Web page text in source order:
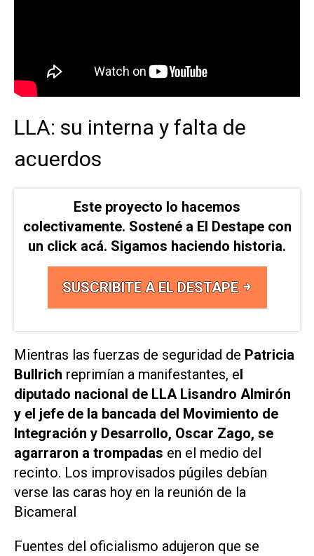
LLA: su interna y falta de
acuerdos
Este proyecto lo hacemos
colectivamente. Sostené a El Destape con
un click acá. Sigamos haciendo historia.
SUSCRIBITE A EL DESTAPE
Mientras las fuerzas de seguridad de Patricia
Bullrich reprimían a manifestantes, el
diputado nacional de LLA Lisandro Almirón
y el jefe de la bancada del Movimiento de
Integración y Desarrollo, Oscar Zago, se
agarraron a trompadas en el medio del
recinto. Los improvisados púgiles debían
verse las caras hoy en la reunión de la
Bicameral
Fuentes del oficialismo adujeron que se